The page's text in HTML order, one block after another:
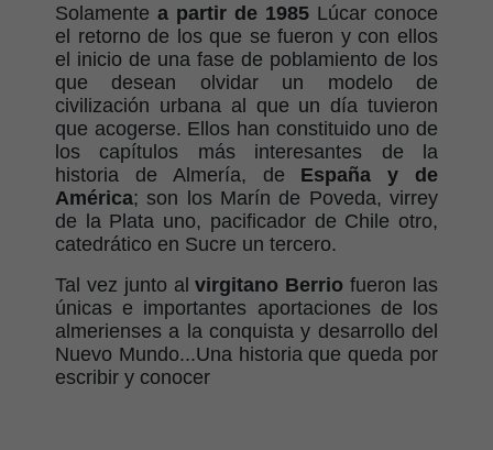
Solamente a partir de 1985 Lúcar conoce
el retorno de los que se fueron y con ellos
el inicio de una fase de poblamiento de los
que desean olvidar un modelo de
civilización urbana al que un día tuvieron
que acogerse. Ellos han constituido uno de
los capítulos más interesantes de la
historia de Almería, de España y de
América; son los Marín de Poveda, virrey
de la Plata uno, pacificador de Chile otro,
catedrático en Sucre un tercero.
Tal vez junto alvirgitano Berrio fueron las
únicas e importantes aportaciones de los
almerienses a la conquista y desarrollo del
Nuevo Mundo...Una historia que queda por
escribir y conocer